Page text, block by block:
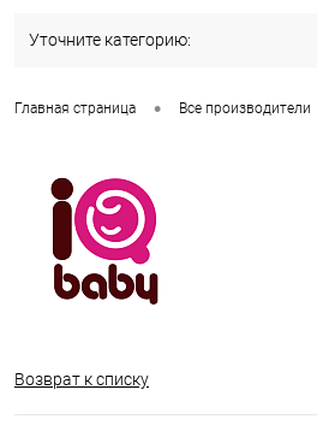
Уточните категорию:
Главная страница • Все производители
Возврат к списку